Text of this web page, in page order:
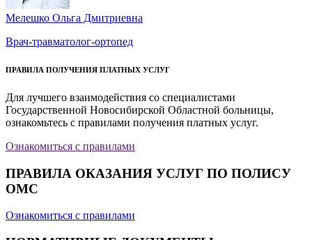
Мелешко Ольга Дмитриевна
Врач-травматолог-ортопед
ПРАВИЛА ПОЛУЧЕНИЯ ПЛАТНЫХ УСЛУГ
Для лучшего взаимодействия со специалистами
Государственной Новосибирской Областной больницы,
ознакомьтесь с правилами получения платных услуг.
Ознакомиться с правилами
ПРАВИЛА ОКАЗАНИЯ УСЛУГ ПО ПОЛИСУ
ОМС
Ознакомиться с правилами